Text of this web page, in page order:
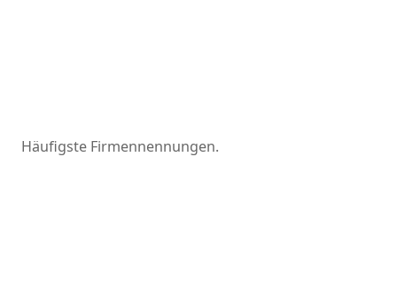
Häufigste Firmennennungen.